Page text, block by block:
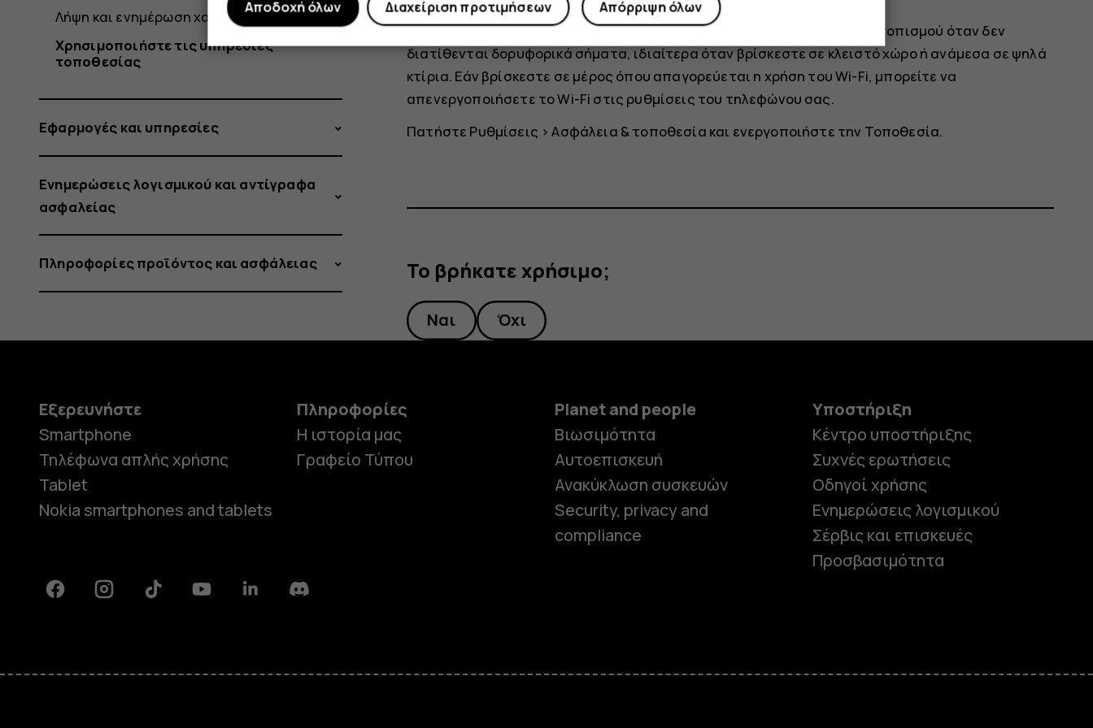
Η μέθοδος εντοπισμού θέσης μέσω Wi-Fi βελτιώνει την ακρίβεια του εντοπισμού όταν δεν
διατίθενται δορυφορικά σήματα, ιδιαίτερα όταν βρίσκεστε σε κλειστό χώρο ή ανάμεσα σε ψηλά
κτίρια. Εάν βρίσκεστε σε μέρος όπου απαγορεύεται η χρήση του Wi-Fi, μπορείτε να
απενεργοποιήσετε το Wi-Fi στις ρυθμίσεις του τηλεφώνου σας.
Πατήστε Ρυθμίσεις >Ασφάλεια & τοποθεσία και ενεργοποιήστε την Τοποθεσία.
Το βρήκατε χρήσιμο;
Ναι Όχι
Λήψη και ενημέρωση χαρτών
Χρησιμοποιήστε τις υπηρεσίες
τοποθεσίας
Εφαρμογές και υπηρεσίες
Ενημερώσεις λογισμικού και αντίγραφα
ασφαλείας
Πληροφορίες προϊόντος και ασφάλειας
Εξερευνήστε
Smartphone
Τηλέφωνα απλής χρήσης
Tablet
Nokia smartphones and tablets
Πληροφορίες
Η ιστορία μας
Γραφείο Τύπου
Planet and people
Βιωσιμότητα
Αυτοεπισκευή
Ανακύκλωση συσκευών
Security, privacy and
compliance
Υποστήριξη
Κέντρο υποστήριξης
Συχνές ερωτήσεις
Οδηγοί χρήσης
Ενημερώσεις λογισμικού
Σέρβις και επισκευές
Προσβασιμότητα
FacebookInstagramTiktok YoutubeLinkedinDiscord
Απόρριψη όλων
Διαχείριση προτιμήσεων
Αποδοχή όλων